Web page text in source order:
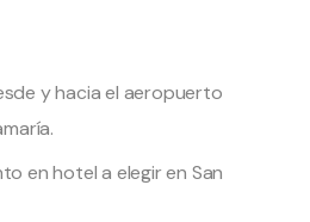
y hacia el aeropuerto
en hotel a elegir en San